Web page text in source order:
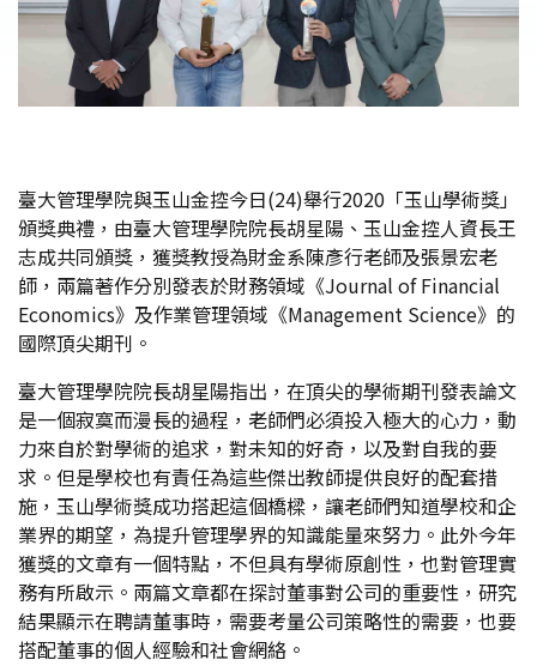
臺大管理學院與玉山金控今日(24)舉行2020「玉山學術獎」
頒獎典禮，由臺大管理學院院長胡星陽、玉山金控人資長王
志成共同頒獎，獲獎教授為財金系陳彥行老師及張景宏老
師，兩篇著作分別發表於財務領域《Journal of Financial
Economics》及作業管理領域《Management Science》的
國際頂尖期刊。
臺大管理學院院長胡星陽指出，在頂尖的學術期刊發表論文
是一個寂寞而漫長的過程，老師們必須投入極大的心力，動
力來自於對學術的追求，對未知的好奇，以及對自我的要
求。但是學校也有責任為這些傑出教師提供良好的配套措
施，玉山學術獎成功搭起這個橋樑，讓老師們知道學校和企
業界的期望，為提升管理學界的知識能量來努力。此外今年
獲獎的文章有一個特點，不但具有學術原創性，也對管理實
務有所啟示。兩篇文章都在探討董事對公司的重要性，研究
結果顯示在聘請董事時，需要考量公司策略性的需要，也要
搭配董事的個人經驗和社會網絡。